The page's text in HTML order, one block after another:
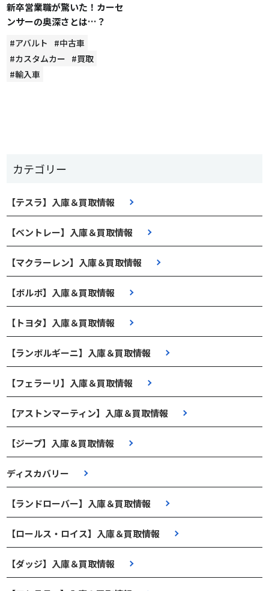
カテゴリー
【テスラ】入庫＆買取情報
【ベントレー】入庫＆買取情報
【マクラーレン】入庫＆買取情報
【ボルボ】入庫＆買取情報
【トヨタ】入庫＆買取情報
【ランボルギーニ】入庫＆買取情報
【フェラーリ】入庫＆買取情報
【アストンマーティン】入庫＆買取情報
【ジープ】入庫＆買取情報
ディスカバリー
【ランドローバー】入庫＆買取情報
【ロールス・ロイス】入庫＆買取情報
【ダッジ】入庫＆買取情報
新卒営業職が驚いた！カーセ
ンサーの奥深さとは…？
#アバルト
#中古車
#カスタムカー #買取
#輸入車